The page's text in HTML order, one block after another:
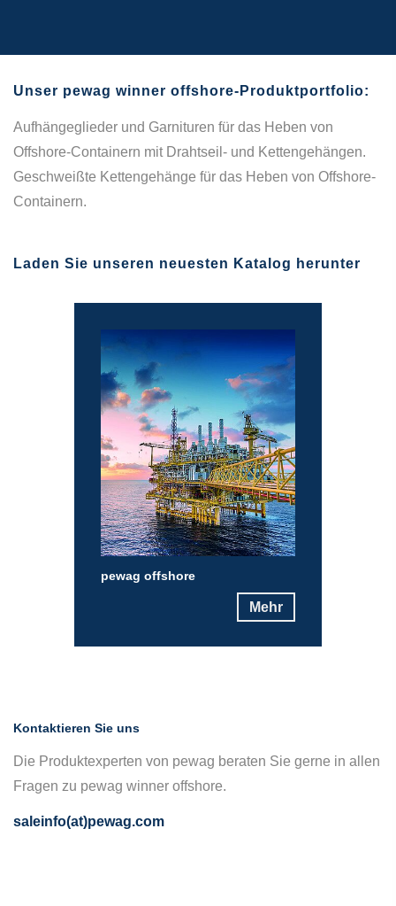
Unser pewag winner offshore-Produktportfolio:
Aufhängeglieder und Garnituren für das Heben von
Offshore-Containern mit Drahtseil- und Kettengehängen.
Geschweißte Kettengehänge für das Heben von Offshore-
Containern.
Laden Sie unseren neuesten Katalog herunter
pewag offshore
Mehr
Kontaktieren Sie uns
Die Produktexperten von pewag beraten Sie gerne in allen
Fragen zu pewag winner offshore.
saleinfo(at)pewag.com